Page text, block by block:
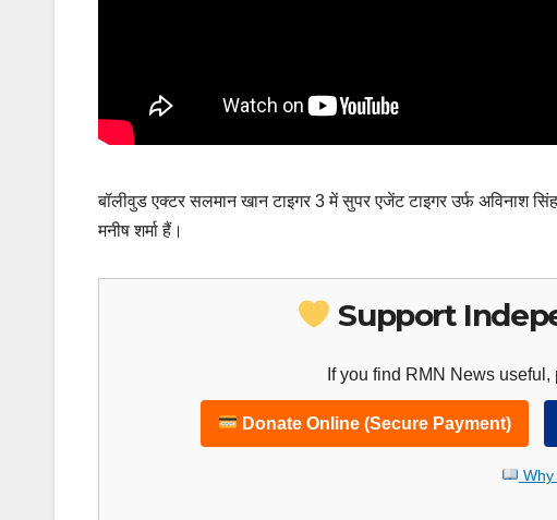
बॉलीवुड एक्टर सलमान खान टाइगर 3 में सुपर एजेंट टाइगर उर्फ अविनाश
मनीष शर्मा हैं।
Support
If you find RMN News
Donate Online (Secure Payment)